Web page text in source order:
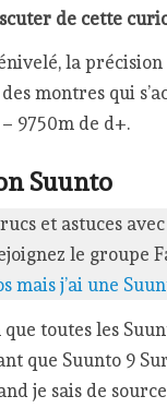
de cette
la
montres qui
9750m de d+.
Suunto
et astuces
le groupe
mais j’ai une
que toutes les
que Suunto 9 Sur
je sais de